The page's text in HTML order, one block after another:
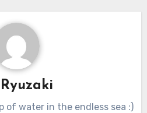
Ryuzaki
of water in the endless sea :)